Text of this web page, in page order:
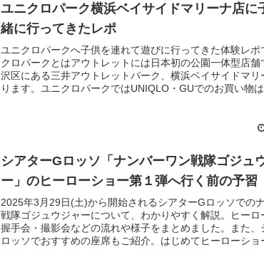
ユニクロパーク横浜ベイサイドマリーナ店に
緒に行ってきたレポ
ユニクロパークへ子供を連れて遊びに行ってきた体験レポ
クロパークとはアウトレットには日本初の公園一体型店舗
沢区にある三井アウトレットパーク、横浜ベイサイドマリ
ります。ユニクロパークではUNIQLO・GUでのお買い物は
シアターGロッソ「ナンバーワン戦隊ゴジュ
ー」のヒーローショー第１弾へ行く前の予習
2025年3月29日(土)から開始されるシアターGロッソでの
戦隊ゴジュウジャーについて、わかりやすく解説。ヒーロ
握手会・撮影会などの流れや様子をまとめました。また、
ロッソでおすすめの座席もご紹介。はじめてヒーローショ